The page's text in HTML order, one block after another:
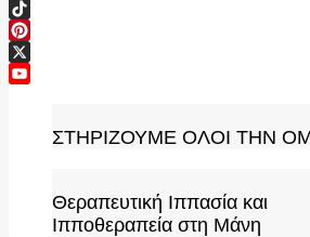
Instagram
TikTok
Pinterest
X
ΣΤΗΡΙΖΟΥΜΕ ΟΛΟΙ ΤΗΝ
Θεραπευτική Ιππασία και
Ιπποθεραπεία στη Μάνη